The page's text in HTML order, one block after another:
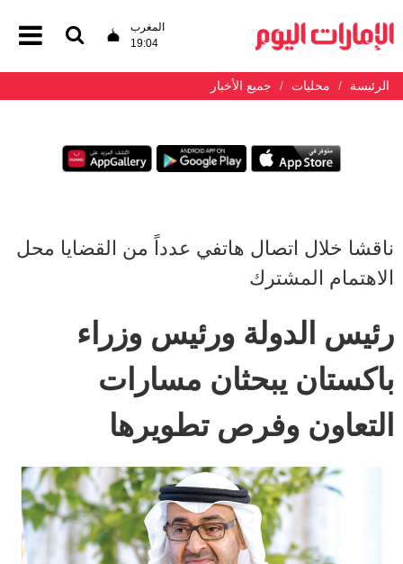
المغرب
19:04
الرئيسة محليات جميع الأخبار
ناقشا خلال اتصال هاتفي عدداً من القضايا محل
الاهتمام المشترك
رئيس الدولة ورئيس وزراء
باكستان يبحثان مسارات
التعاون وفرص تطويرها